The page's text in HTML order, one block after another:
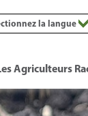
Agriculteurs
la langue